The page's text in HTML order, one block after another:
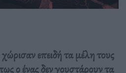
επειδή τα μέλη τους
ο ένας δεν γουστάρουν τα